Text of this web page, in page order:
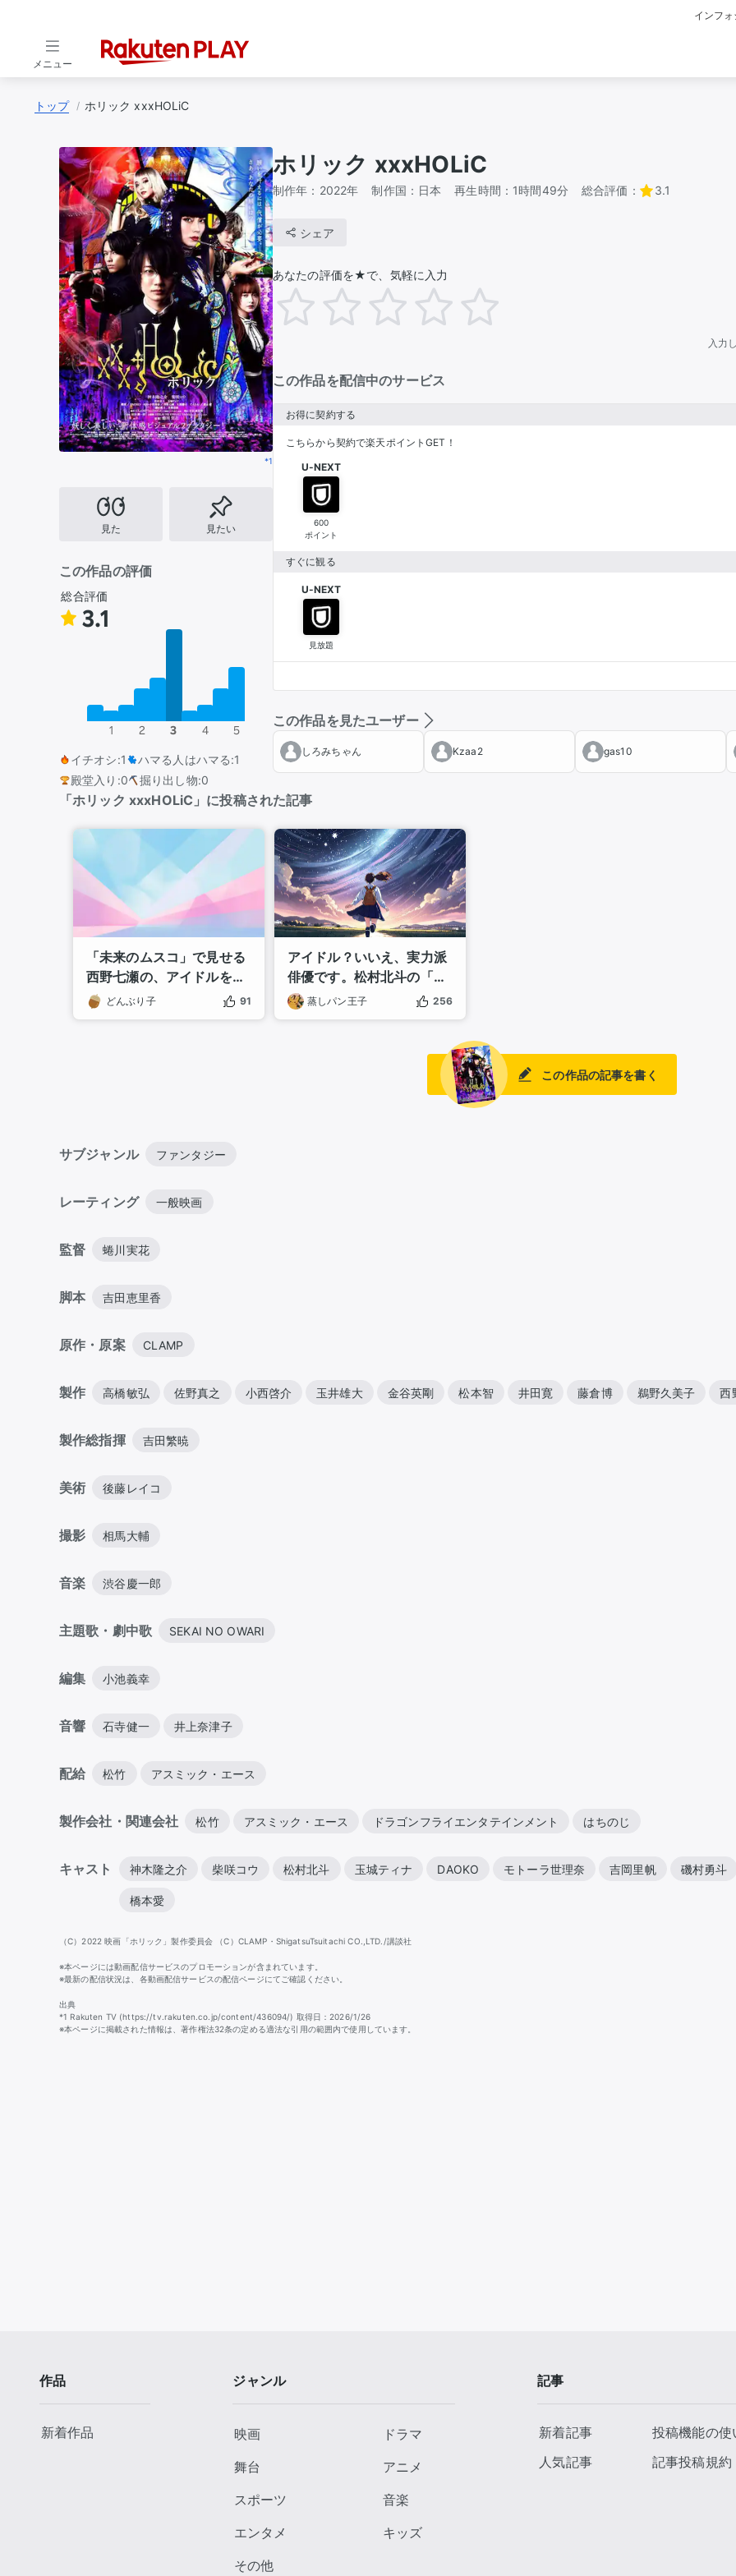
インフ
メニュー
トップ ホリック xxxHOLiC
*1
見た 見たい
この作品の評価
総合評価
3.1
1 2 3 4 5
イチオシ:1 ハマる人はハマる:1
殿堂入り :0 掘り出し物:0
ホリック xxxHOLiC
制作年： 2022年 制作国： 日本 再生時間： 1時間49分 総合評価： 3.1
シェア
あなたの評価を★で、気軽に入力
入力
この作品を配信中のサービス
お得に契約する
こちらから契約で楽天ポイントGET！
U-NEXT
600
ポイント
すぐに観る
U-NEXT
見放題
この作品を見たユーザー
しろみちゃん Kzaa2 gas10
「ホリック xxxHOLiC」に投稿された記事
「未来のムスコ」で見せる
西野七瀬の、アイドルを超
えた女優の顔
どんぶり子 91
アイドル？いいえ、実力派
俳優です。松村北斗の「演
技の沼」にハマる映画3選
蒸しパン王子 256
この作品の記事を書く
サブジャンル ファンタジー
レーティング 一般映画
監督 蜷川実花
脚本 吉田恵里香
原作・原案 CLAMP
製作 高橋敏弘 佐野真之 小西啓介 玉井雄大 金谷英剛 松本智 井田寛 藤倉博 鵜野久美子 西
製作総指揮 吉田繁暁
美術 後藤レイコ
撮影 相馬大輔
音楽 渋谷慶一郎
主題歌・劇中歌 SEKAI NO OWARI
編集 小池義幸
音響 石寺健一 井上奈津子
配給 松竹 アスミック・エース
製作会社・関連会社 松竹 アスミック・エース ドラゴンフライエンタテインメント はちのじ
キャスト 神木隆之介 柴咲コウ 松村北斗 玉城ティナ DAOKO モトーラ世理奈 吉岡里帆 磯村勇斗
橋本愛
（C）2022 映画「ホリック」製作委員会 （C）CLAMP・ShigatsuTsuitachi CO.,LTD./講談社
※本ページには動画配信サービスのプロモーションが含まれています。
※最新の配信状況は、各動画配信サービスの配信ページにてご確認ください。
出典
*1 Rakuten TV (https://tv.rakuten.co.jp/content/436094/) 取得日：2026/1/26
※本ページに掲載された情報は、著作権法32条の定める適法な引用の範囲内で使用しています。
作品
新着作品
ジャンル
映画
舞台
スポーツ
エンタメ
その他
ドラマ
アニメ
音楽
キッズ
記事
新着記事
人気記事
投稿機能の使
記事投稿規約